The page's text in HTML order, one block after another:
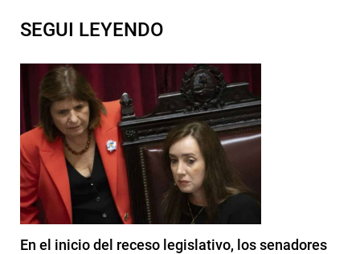
SEGUI LEYENDO
En el inicio del receso legislativo, los senadores